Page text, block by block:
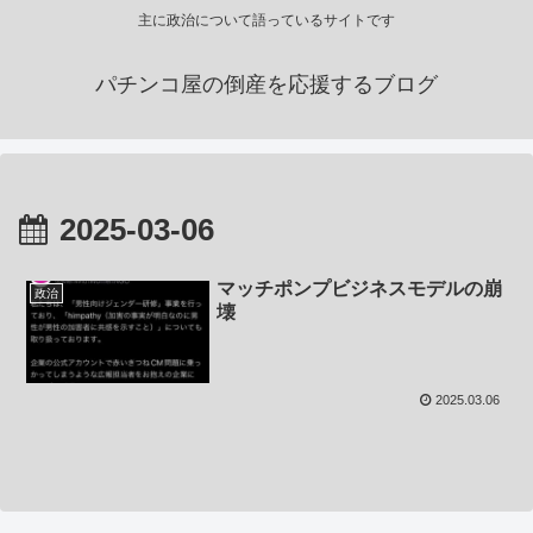
主に政治について語っているサイトです
パチンコ屋の倒産を応援するブログ
2025-03-06
政治
マッチポンプビジネスモデルの崩
壊
2025.03.06